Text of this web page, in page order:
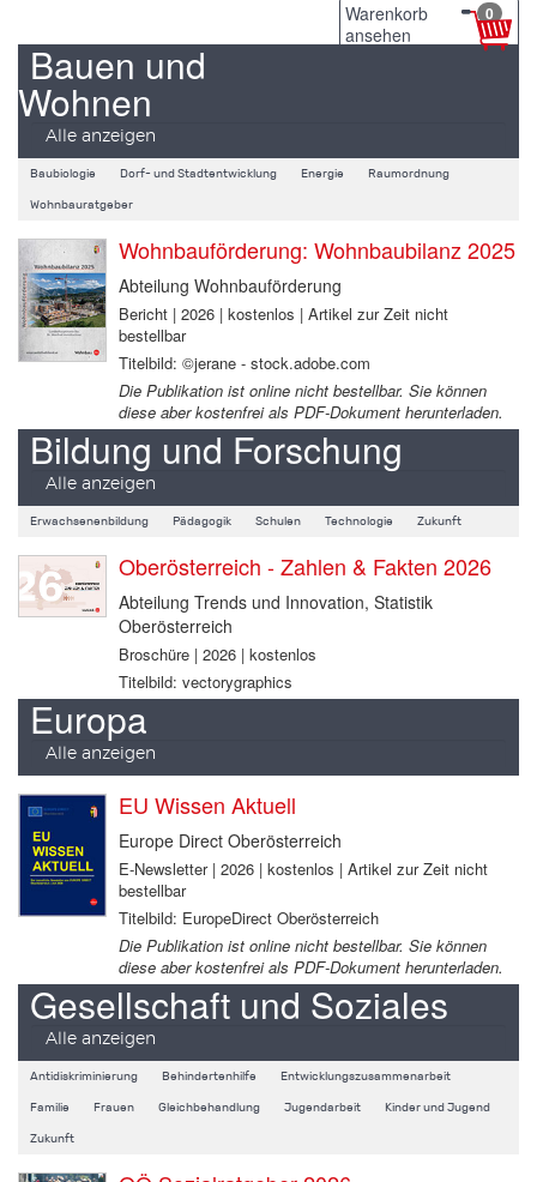
Warenkorb
ansehen
0
Bauen und
Wohnen
Alle anzeigen
Baubiologie Dorf- und Stadtentwicklung Energie Raumordnung
Wohnbauratgeber
Wohnbauförderung: Wohnbaubilanz 2025
Abteilung Wohnbauförderung
Bericht | 2026 | kostenlos | Artikel zur Zeit nicht
bestellbar
Titelbild: ©jerane - stock.adobe.com
Die Publikation ist online nicht bestellbar. Sie können
diese aber kostenfrei als PDF-Dokument herunterladen.
Bildung und Forschung
Alle anzeigen
Erwachsenenbildung Pädagogik Schulen Technologie Zukunft
Oberösterreich - Zahlen & Fakten 2026
Abteilung Trends und Innovation, Statistik
Oberösterreich
Broschüre | 2026 | kostenlos
Titelbild: vectorygraphics
Europa
Alle anzeigen
EU Wissen Aktuell
Europe Direct Oberösterreich
E-Newsletter | 2026 | kostenlos | Artikel zur Zeit nicht
bestellbar
Titelbild: EuropeDirect Oberösterreich
Die Publikation ist online nicht bestellbar. Sie können
diese aber kostenfrei als PDF-Dokument herunterladen.
Gesellschaft und Soziales
Alle anzeigen
Antidiskriminierung Behindertenhilfe Entwicklungszusammenarbeit
Familie Frauen Gleichbehandlung Jugendarbeit Kinder und Jugend
Zukunft